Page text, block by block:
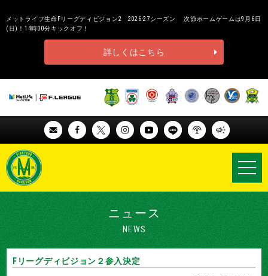
メットライフ生命Fリーグディビジョン2 2026-27シーズン 次節ホームゲームは9月6日
(日)！14時00分キックオフ！
詳しくはこちら
ニュース
NEWS
Fリーグディビジョン２参入決定